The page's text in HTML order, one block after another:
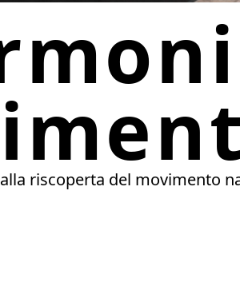
riscoperta del movimento